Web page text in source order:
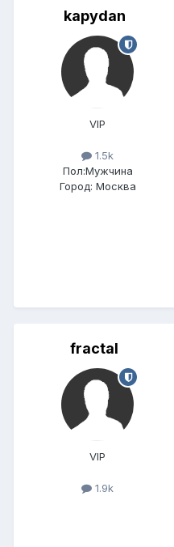
kapydan
VIP
1.5k
Пол:Мужчина
Город: Москва
fractal
VIP
1.9k